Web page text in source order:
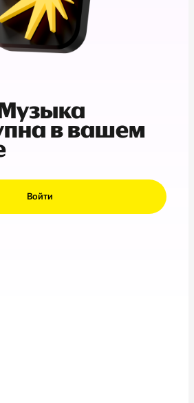
в вашем
Войти